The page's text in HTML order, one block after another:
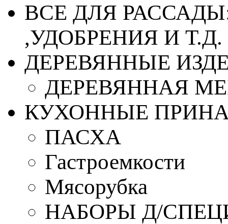
ВСЕ ДЛЯ
,УДОБРЕНИЯ И Т.Д.
ДЕРЕВЯННЫЕ
ДЕРЕВЯННАЯ
КУХОННЫЕ
ПАСХА
Гастроемкости
Мясорубка
НАБОРЫ Д/